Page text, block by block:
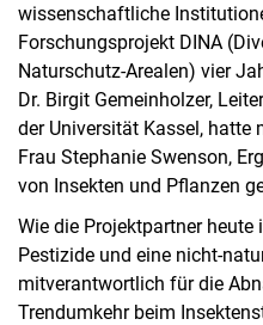
wissenschaftliche
Forschungsprojekt DINA
Naturschutz-Arealen) vier
Dr. Birgit Gemeinholzer,
der Universität Kassel, hatte
Frau Stephanie Swenson,
von Insekten und Pflanzen
Wie die Projektpartner
Pestizide und eine nicht-
mitverantwortlich für die
Trendumkehr beim